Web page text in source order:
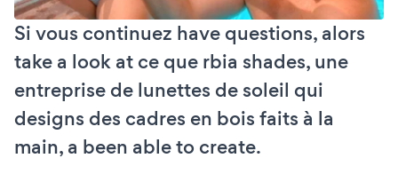
Si vous continuez have questions, alors
take a look at ce que rbia shades, une
entreprise de lunettes de soleil qui
designs des cadres en bois faits à la
main, a been able to create.